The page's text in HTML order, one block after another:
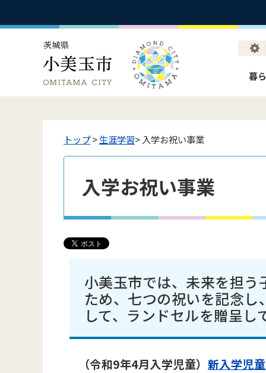
暮
トップ>生涯学習> 入学お祝い事業
入学お祝い事業
小美玉市では、未来を担う
ため、七つの祝いを記念
して、ランドセルを贈呈し
（令和9年4月入学児童） 新入学児